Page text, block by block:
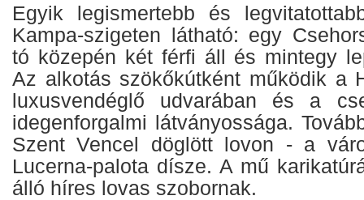
Egyik legismertebb és
Kampa-szigeten látható: egy
tó közepén két férfi áll és mintegy
Az alkotás szökőkútként működik a
luxusvendéglő udvarában és a
idegenforgalmi látványossága.
Szent Vencel döglött lovon - a
Lucerna-palota dísze. A mű
álló híres lovas szobornak.